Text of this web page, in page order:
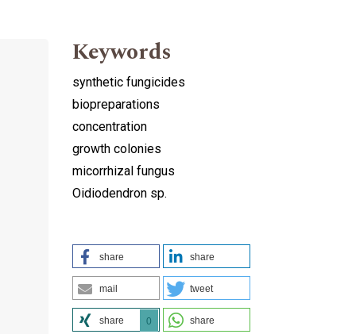
Keywords
synthetic fungicides
biopreparations
concentration
growth colonies
micorrhizal fungus
Oidiodendron sp.
share share
mail tweet
share 0 share